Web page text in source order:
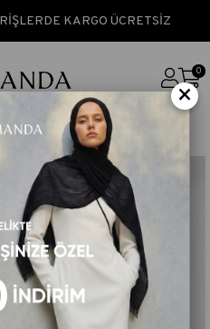
KARGO ÜCRETSİZ
0
BİYELİ ŞAL - MÜRDÜM - KREM
×